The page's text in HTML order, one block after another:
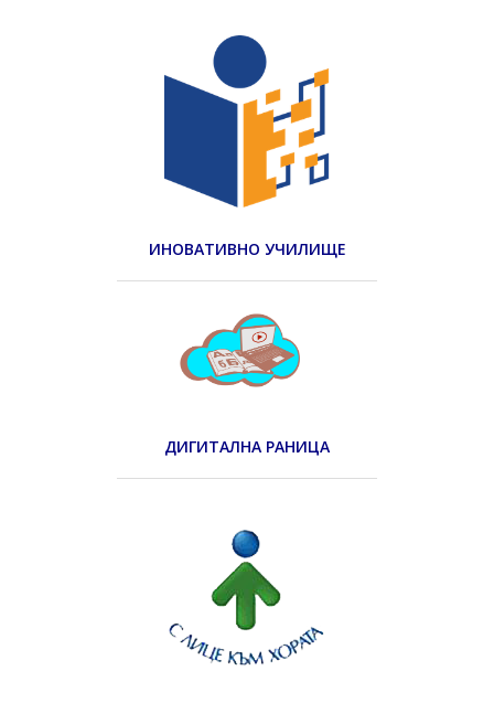
ИНОВАТИВНО УЧИЛИЩЕ
ДИГИТАЛНА РАНИЦА